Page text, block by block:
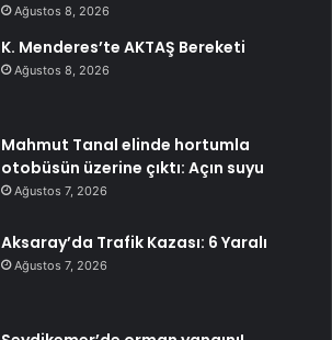
Ağustos 8, 2026
K. Menderes’te AKTAŞ Bereketi
Ağustos 8, 2026
Mahmut Tanal elinde hortumla
otobüsün üzerine çıktı: Açın suyu
Ağustos 7, 2026
Aksaray’da Trafik Kazası: 6 Yaralı
Ağustos 7, 2026